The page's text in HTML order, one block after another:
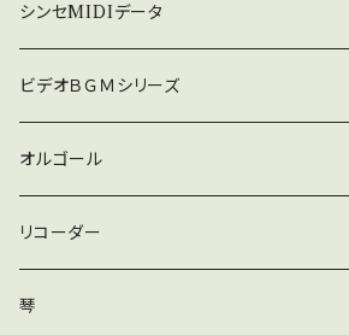
暗い
普通
シンセMIDIデータ
ビデオＢＧＭシリーズ
ロック
ラテン
ダンス
オルゴール
リコーダー
琴